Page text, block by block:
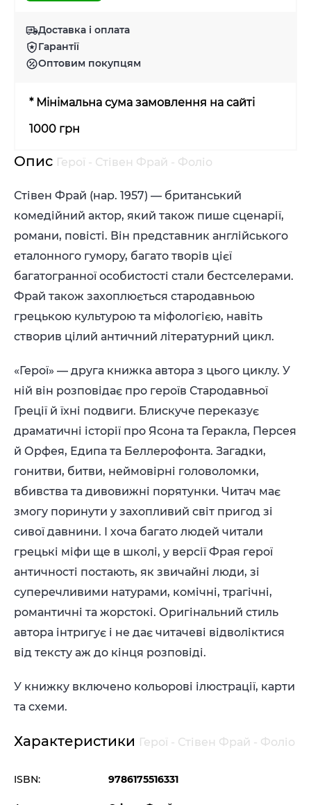
Доставка і оплата
Гарантії
Оптовим покупцям
* Мінімальна сума замовлення на сайті
1000 грн
Опис Герої - Стівен Фрай - Фоліо
Стівен Фрай (нар. 1957) — британський
комедійний актор, який також пише сценарії,
романи, повісті. Він представник англійського
еталонного гумору, багато творів цієї
багатогранної особистості стали бестселерами.
Фрай також захоплюється стародавньою
грецькою культурою та міфологією, навіть
створив цілий античний літературний цикл.
«Герої» — друга книжка автора з цього циклу. У
ній він розповідає про героїв Стародавньої
Греції й їхні подвиги. Блискуче переказує
драматичні історії про Ясона та Геракла, Персея
й Орфея, Едипа та Беллерофонта. Загадки,
гонитви, битви, неймовірні головоломки,
вбивства та дивовижні порятунки. Читач має
змогу поринути у захопливий світ пригод зі
сивої давнини. І хоча багато людей читали
грецькі міфи ще в школі, у версії Фрая герої
античності постають, як звичайні люди, зі
суперечливими натурами, комічні, трагічні,
романтичні та жорстокі. Оригінальний стиль
автора інтригує і не дає читачеві відволіктися
від тексту аж до кінця розповіді.
У книжку включено кольорові ілюстрації, карти
та схеми.
Характеристики Герої - Стівен Фрай - Фоліо
ISBN: 9786175516331